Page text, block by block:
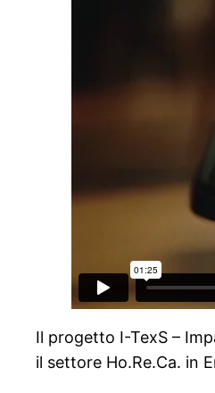
Il progetto I-TexS –
il settore Ho.Re.Ca. in